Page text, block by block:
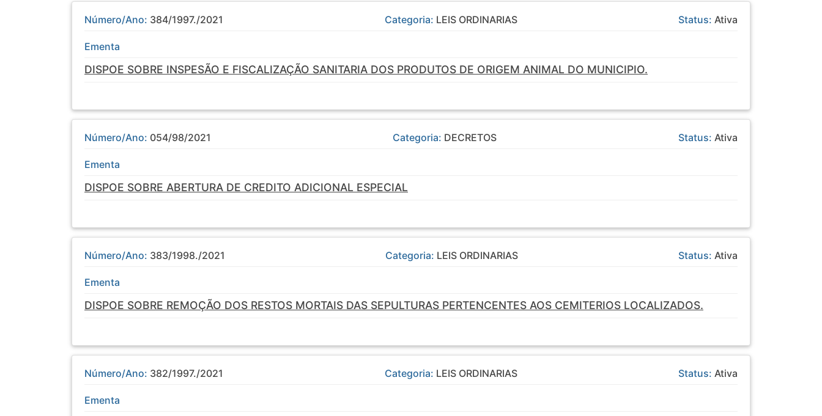
Número/Ano: 384/1997./2021 Categoria: LEIS ORDINARIAS Status: Ativa
Ementa
DISPOE SOBRE INSPESÃO E FISCALIZAÇÃO SANITARIA DOS PRODUTOS DE ORIGEM ANIMAL DO MUNICIPIO.
Número/Ano: 054/98/2021 Categoria: DECRETOS Status: Ativa
Ementa
DISPOE SOBRE ABERTURA DE CREDITO ADICIONAL ESPECIAL
Número/Ano: 383/1998./2021 Categoria: LEIS ORDINARIAS Status: Ativa
Ementa
DISPOE SOBRE REMOÇÃO DOS RESTOS MORTAIS DAS SEPULTURAS PERTENCENTES AOS CEMITERIOS LOCALIZADOS.
Número/Ano: 382/1997./2021 Categoria: LEIS ORDINARIAS Status: Ativa
Ementa